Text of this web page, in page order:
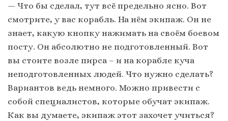
— Что бы сделал, тут всё предельно ясно. Вот
смотрите, у вас корабль. На нём экипаж. Он не
знает, какую кнопку нажимать на своём боевом
посту. Он абсолютно не подготовленный. Вот
вы стоите возле пирса – и на корабле куча
неподготовленных людей. Что нужно сделать?
Вариантов ведь немного. Можно привести с
собой специалистов, которые обучат экипаж.
Как вы думаете, экипаж этот захочет учиться?